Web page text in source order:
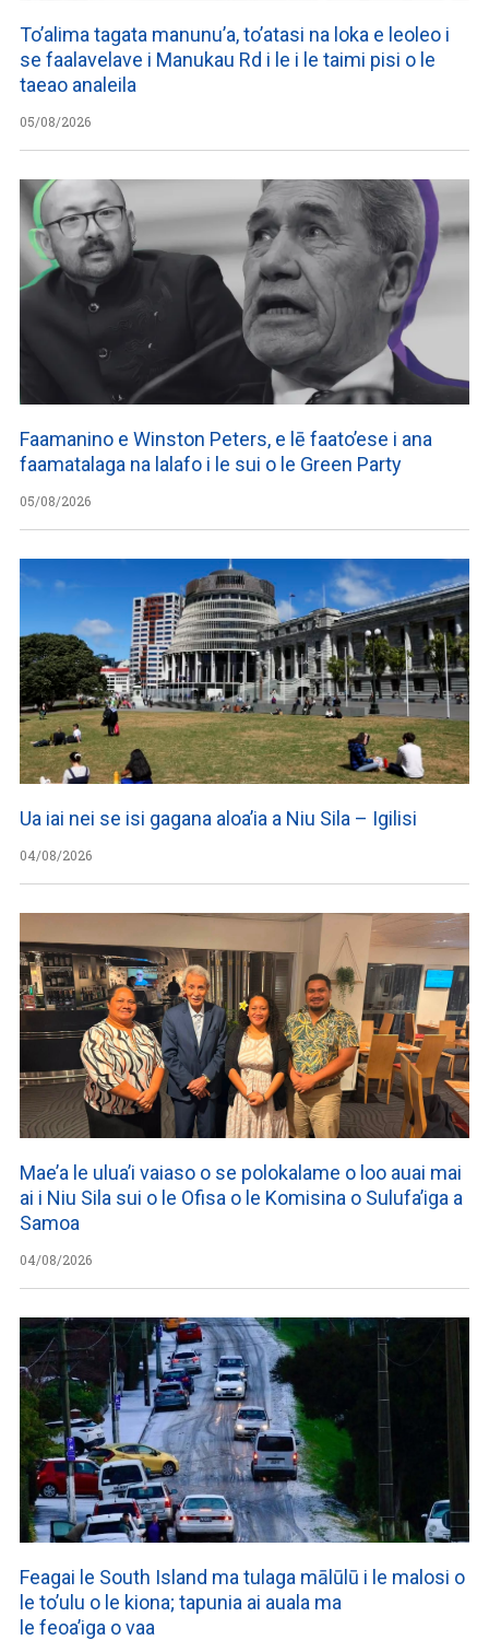
To’alima tagata manunu’a, to’atasi na loka e leoleo i
se faalavelave i Manukau Rd i le i le taimi pisi o le
taeao analeila
05/08/2026
Faamanino e Winston Peters, e lē faato’ese i ana
faamatalaga na lalafo i le sui o le Green Party
05/08/2026
Ua iai nei se isi gagana aloa’ia a Niu Sila – Igilisi
04/08/2026
Mae’a le ulua’i vaiaso o se polokalame o loo auai mai
ai i Niu Sila sui o le Ofisa o le Komisina o Sulufa’iga a
Samoa
04/08/2026
Feagai le South Island ma tulaga mālūlū i le malosi o
le to’ulu o le kiona; tapunia ai auala ma
le feoa’iga o vaa